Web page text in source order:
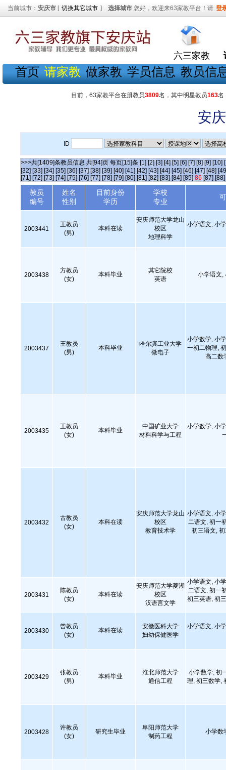
当前城市： 安庆市 [ 切换其它城市 ] 选择城市 您好，欢迎来63家教平台！请 登
六三家教
首页 请家教 做家教 学员信息 教员信
目前，63家教平台在册教员3809名，其中明星教员163名
安
ID
>>>共[1409]条教员信息 共[94]页 每页[15]条 [1] [2] [3] [4] [5] [6] [7] [8] [9] [10]
[32] [33] [34] [35] [36] [37] [38] [39] [40] [41] [42] [43] [44] [45] [46] [47] [48]
[71] [72] [73] [74] [75] [76] [77] [78] [79] [80] [81] [82] [83] [84] [85] 86 [87] [88]
教员
编号
姓名
性别
目前身份
学历
学校
专业
2003441
王教员
(男)
本科在读
安庆师范大学龙山
校区
地理科学
小学语文, 小
2003438
方教员
(女)
本科毕业
其它院校
英语
小学语文,
2003437
王教员
(男)
本科毕业
哈尔滨工业大学
微电子
小学数学, 小
一初二物理,
高二数
2003435
王教员
(女)
本科毕业
中国矿业大学
材料科学与工程
小学数学, 小
2003432
古教员
(女)
本科在读
安庆师范大学龙山
校区
教育技术学
小学语文, 小
二语文, 初一
初三语文,
2003431
陈教员
(女)
本科在读
安庆师范大学菱湖
校区
汉语言文学
小学语文, 小
二语文, 初一
初三英语, 初
2003430
曾教员
(女)
本科在读
安徽医科大学
妇幼保健医学
小学语文, 小
2003429
张教员
(男)
本科毕业
淮北师范大学
通信工程
小学数学, 初
理, 初三数学,
2003428
许教员
(女)
研究生毕业
阜阳师范大学
制药工程
小学数